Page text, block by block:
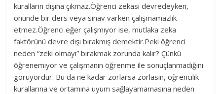
kuralların dışına çıkmaz.Öğrenci zekası devredeyken,
önünde bir ders veya sınav varken çalışmamazlık
etmez.Öğrenci eğer çalışmıyor ise, mutlaka zeka
faktörünü devre dışı bırakmış demektir.Peki öğrenci
neden “zeki olmayı” bırakmak zorunda kalır? Çünkü
öğrenemiyor ve çalışmanın öğrenme ile sonuçlanmadığını
görüyordur. Bu da ne kadar zorlarsa zorlasın, öğrencilik
kurallarına ve ortamına uyum sağlayamamasına neden